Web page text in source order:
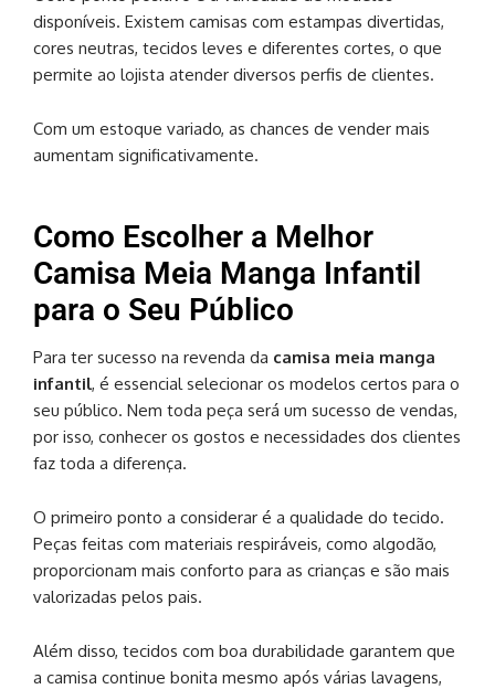
disponíveis. Existem camisas com estampas divertidas,
cores neutras, tecidos leves e diferentes cortes, o que
permite ao lojista atender diversos perfis de clientes.
Com um estoque variado, as chances de vender mais
aumentam significativamente.
Como Escolher a Melhor
Camisa Meia Manga Infantil
para o Seu Público
Para ter sucesso na revenda da camisa meia manga
infantil, é essencial selecionar os modelos certos para o
seu público. Nem toda peça será um sucesso de vendas,
por isso, conhecer os gostos e necessidades dos clientes
faz toda a diferença.
O primeiro ponto a considerar é a qualidade do tecido.
Peças feitas com materiais respiráveis, como algodão,
proporcionam mais conforto para as crianças e são mais
valorizadas pelos pais.
Além disso, tecidos com boa durabilidade garantem que
a camisa continue bonita mesmo após várias lavagens,